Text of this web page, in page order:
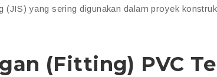
(JIS) yang sering digunakan dalam proyek
(Fitting) PVC